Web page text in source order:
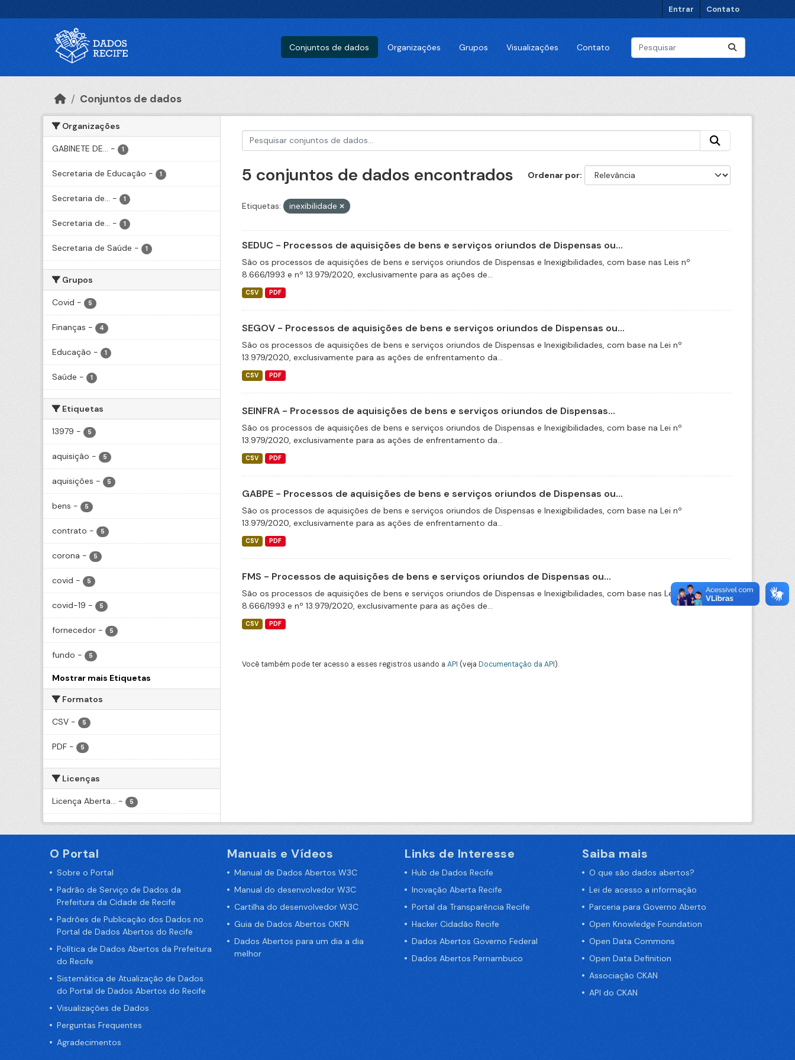
Entrar Contato
Conjuntos de dados Organizações Grupos Visualizações Contato
Conjuntos de dados
Organizações
GABINETE DE... - 1
Secretaria de Educação - 1
Secretaria de... - 1
Secretaria de... - 1
Secretaria de Saúde - 1
Grupos
Covid - 5
Finanças - 4
Educação - 1
Saúde - 1
Etiquetas
13979 - 5
aquisição - 5
aquisições - 5
bens - 5
contrato - 5
corona - 5
covid - 5
covid-19 - 5
fornecedor - 5
fundo - 5
Mostrar mais Etiquetas
Formatos
CSV - 5
PDF - 5
Licenças
Licença Aberta... - 5
Ordenar por
5 conjuntos de dados encontrados
Etiquetas: inexibilidade
SEDUC - Processos de aquisições de bens e serviços oriundos de Dispensas ou...
São os processos de aquisições de bens e serviços oriundos de Dispensas e Inexigibilidades, com base nas Leis nº
8.666/1993 e nº 13.979/2020, exclusivamente para as ações de...
CSV PDF
SEGOV - Processos de aquisições de bens e serviços oriundos de Dispensas ou...
São os processos de aquisições de bens e serviços oriundos de Dispensas e Inexigibilidades, com base na Lei nº
13.979/2020, exclusivamente para as ações de enfrentamento da...
CSV PDF
SEINFRA - Processos de aquisições de bens e serviços oriundos de Dispensas...
São os processos de aquisições de bens e serviços oriundos de Dispensas e Inexigibilidades, com base na Lei nº
13.979/2020, exclusivamente para as ações de enfrentamento da...
CSV PDF
GABPE - Processos de aquisições de bens e serviços oriundos de Dispensas ou...
São os processos de aquisições de bens e serviços oriundos de Dispensas e Inexigibilidades, com base na Lei nº
13.979/2020, exclusivamente para as ações de enfrentamento da...
CSV PDF
FMS - Processos de aquisições de bens e serviços oriundos de Dispensas ou...
São os processos de aquisições de bens e serviços oriundos de Dispensas e Inexigibilidades, com base nas Leis nº
8.666/1993 e nº 13.979/2020, exclusivamente para as ações de...
CSV PDF
Você também pode ter acesso a esses registros usando a API (veja Documentação da API).
O Portal
Sobre o Portal
Padrão de Serviço de Dados da
Prefeitura da Cidade de Recife
Padrões de Publicação dos Dados no
Portal de Dados Abertos do Recife
Política de Dados Abertos da Prefeitura
do Recife
Sistemática de Atualização de Dados
do Portal de Dados Abertos do Recife
Visualizações de Dados
Perguntas Frequentes
Agradecimentos
Manuais e Vídeos
Manual de Dados Abertos W3C
Manual do desenvolvedor W3C
Cartilha do desenvolvedor W3C
Guia de Dados Abertos OKFN
Dados Abertos para um dia a dia
melhor
Links de Interesse
Hub de Dados Recife
Inovação Aberta Recife
Portal da Transparência Recife
Hacker Cidadão Recife
Dados Abertos Governo Federal
Dados Abertos Pernambuco
Saiba mais
O que são dados abertos?
Lei de acesso a informação
Parceria para Governo Aberto
Open Knowledge Foundation
Open Data Commons
Open Data Definition
Associação CKAN
API do CKAN